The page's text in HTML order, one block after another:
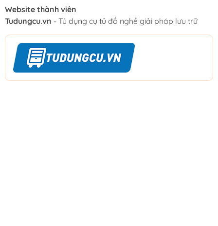
Website thành viên
Tudungcu.vn - Tủ dụng cụ tủ đồ nghề giải pháp lưu trữ